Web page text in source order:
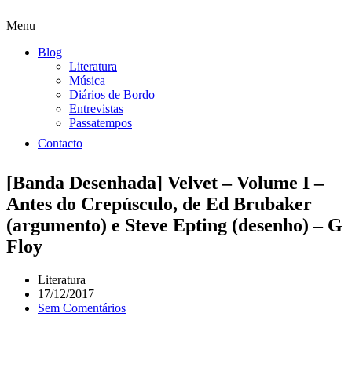
Menu
Blog
Literatura
Música
Diários de Bordo
Entrevistas
Passatempos
Contacto
[Banda Desenhada] Velvet – Volume I –
Antes do Crepúsculo, de Ed Brubaker
(argumento) e Steve Epting (desenho) – G
Floy
Literatura
17/12/2017
Sem Comentários